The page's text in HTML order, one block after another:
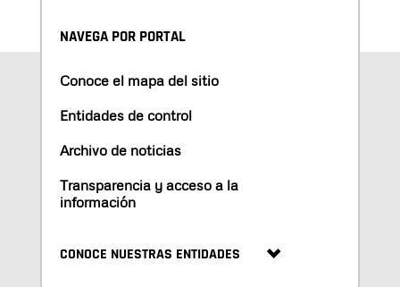
NAVEGA POR PORTAL
Conoce el mapa del sitio
Entidades de control
Archivo de noticias
Transparencia y acceso a la
información
CONOCE NUESTRAS ENTIDADES